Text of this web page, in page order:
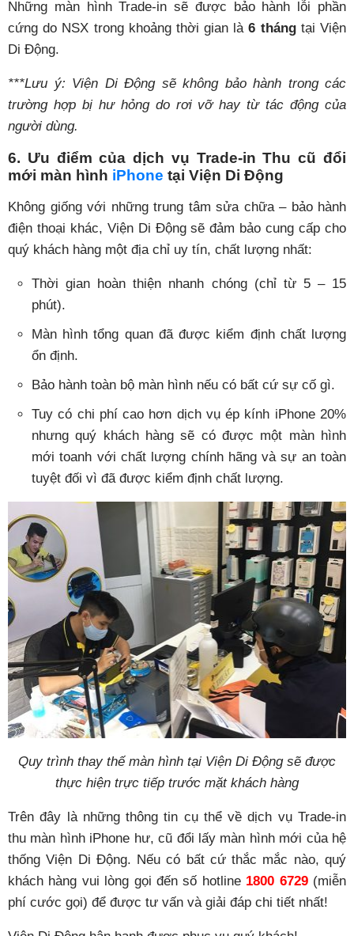
Những màn hình Trade-in sẽ được bảo hành lỗi phần
cứng do NSX trong khoảng thời gian là6 thángtại Viện
Di Động.
***Lưu ý: Viện Di Động sẽ không bảo hành trong các
trường hợp bị hư hỏng do rơi vỡ hay từ tác động của
người dùng.
6. Ưu điểm của dịch vụ Trade-in Thu cũ đổi
mới màn hình iPhone tại Viện Di Động
Không giống với những trung tâm sửa chữa – bảo hành
điện thoại khác, Viện Di Động sẽ đảm bảo cung cấp cho
quý khách hàng một địa chỉ uy tín, chất lượng nhất:
Thời gian hoàn thiện nhanh chóng (chỉ từ 5 – 15
phút).
Màn hình tổng quan đã được kiểm định chất lượng
ổn định.
Bảo hành toàn bộ màn hình nếu có bất cứ sự cố gì.
Tuy có chi phí cao hơn dịch vụ ép kính iPhone 20%
nhưng quý khách hàng sẽ có được một màn hình
mới toanh với chất lượng chính hãng và sự an toàn
tuyệt đối vì đã được kiểm định chất lượng.
Quy trình thay thế màn hình tại Viện Di Động sẽ được
thực hiện trực tiếp trước mặt khách hàng
Trên đây là những thông tin cụ thể về dịch vụ Trade-in
thu màn hình iPhone hư, cũ đổi lấy màn hình mới của hệ
thống Viện Di Động. Nếu có bất cứ thắc mắc nào, quý
khách hàng vui lòng gọi đến số hotline 1800 6729(miễn
phí cước gọi) để được tư vấn và giải đáp chi tiết nhất!